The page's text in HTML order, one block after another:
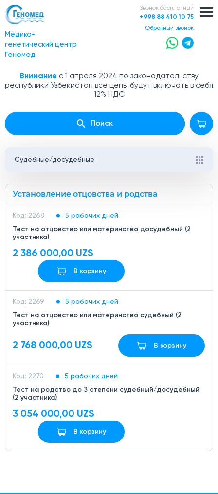
Медико-
генетический центр
Геномед
Звонок бесплатный
+998 88 410 10 75
обратный звонок
Внимание с 1 апреля 2024 по законодательству
республики Узбекистан все цены будут включать в себя
12% НДС
Поиск
Судебные/досудебные
Установление отцовства и родства
Код: 2268
5 рабочих дней
Тест на отцовство или материнство досудебный (2
участника)
2 386 000,00 UZS
В корзину
Код: 2269
5 рабочих дней
Тест на отцовство или материнство судебный (2
участника)
2 768 000,00 UZS В корзину
Код: 2270
5 рабочих дней
Тест на родство до 3 степени судебный/досудебный
(2 участника)
3 054 000,00 UZS
В корзину